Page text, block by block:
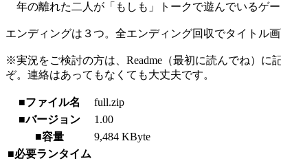
年の離れた二人が「もしも」トークで遊んでいるゲー
エンディングは３つ。全エンディング回収でタイトル
※実況をご検討の方は、Readme（最初に読んでね）
ぞ。連絡はあってもなくても大丈夫です。
■ファイル名
full.zip
■バージョン
1.00
■容量
9,484 KByte
■必要ランタイム